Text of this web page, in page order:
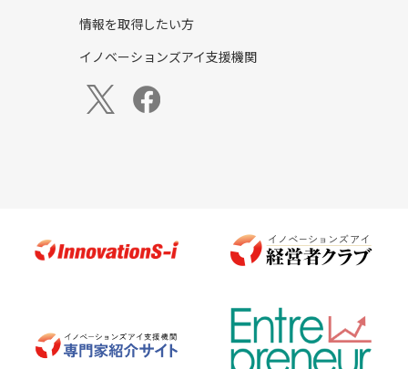
情報を取得したい方
イノベーションズアイ支援機関